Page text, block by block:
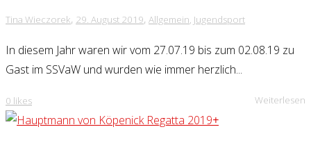
Tina Wieczorek, 29. August 2019, Allgemein, Jugendsport
In diesem Jahr waren wir vom 27.07.19 bis zum 02.08.19 zu
Gast im SSVaW und wurden wie immer herzlich...
0 likes Weiterlesen
+